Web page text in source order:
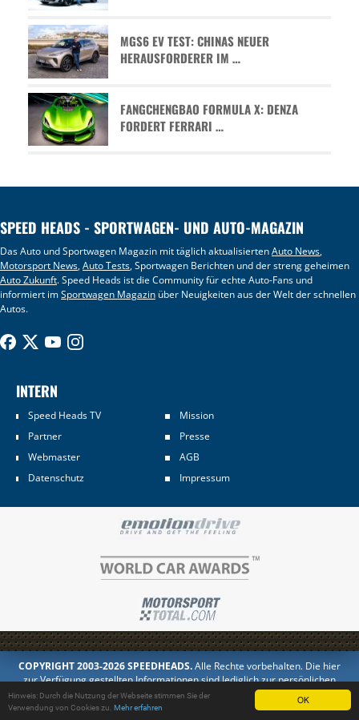
OK
Hinweis: Durch die Nutzung der Webseite stimmen Sie der
Verwendung von Cookies zu. Mehr erfahren
MGS6 EV TEST: CHINAS NEUER
HERAUSFORDERER IM …
FANGCHENGBAO FORMULA X: DENZA
FORDERT FERRARI …
SPEED HEADS - SPORTWAGEN- UND AUTO-MAGAZIN
Das Auto und Sportwagen Magazin mit täglich aktualisiertenAuto News,
Motorsport News,Auto Tests, Sportwagen Berichten und der streng geheimen
Auto Zukunft. Speed Heads ist die Community für echte Auto-Fans und
informiert imSportwagen Magazin über Neuigkeiten aus der Welt der schnellen
Autos.
INTERN
Speed Heads TV
Mission
Partner
Presse
Webmaster
AGB
Datenschutz
Impressum
COPYRIGHT 2003-2026 SPEEDHEADS.Alle Rechte vorbehalten. Die hier
zur Verfügung gestellten Informationen sind lediglich zur persönlichen
Information bestimmt. Jedes Kopieren oder Veröffentlichen in anderer
Form ist untersagt.